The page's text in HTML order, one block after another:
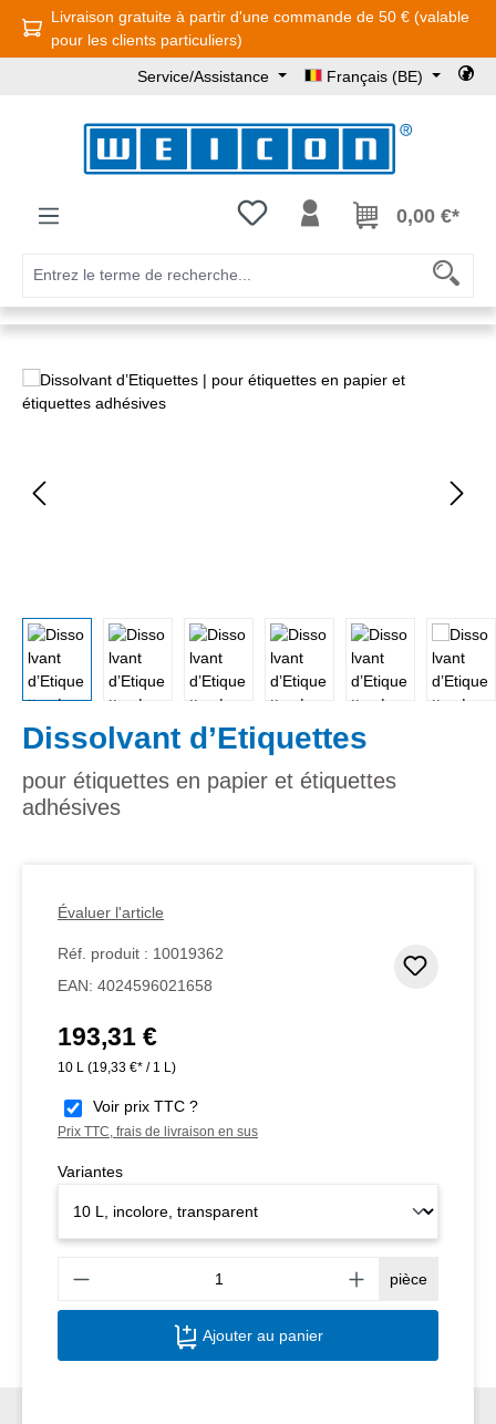
Passer au contenu principal
Livraison gratuite à partir d'une commande de 50 € (valable
pour les clients particuliers)
Service/Assistance Français (BE)
Vous avez 0 articles dans votre
0,00 €*
Ignorer la galerie d'images
Dissolvant d’Etiquettes
pour étiquettes en papier et étiquettes
adhésives
Évaluer l'article
Réf. produit : 10019362
EAN: 4024596021658
Prix régulier :
193,31 €
10 L (19,33 €* / 1 L)
Voir prix TTC ?
Prix TTC, frais de livraison en sus
Variantes
pièce
Ajouter au panier